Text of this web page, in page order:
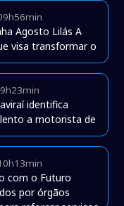
Agosto Lilás A
visa transformar o
identifica
a motorista de
com o Futuro
por órgãos